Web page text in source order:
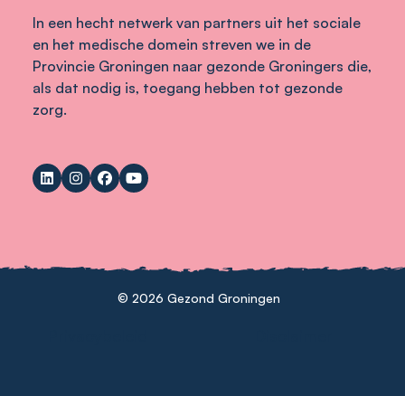
In een hecht netwerk van partners uit het sociale
en het medische domein streven we in de
Provincie Groningen naar gezonde Groningers die,
als dat nodig is, toegang hebben tot gezonde
zorg.
© 2026 Gezond Groningen